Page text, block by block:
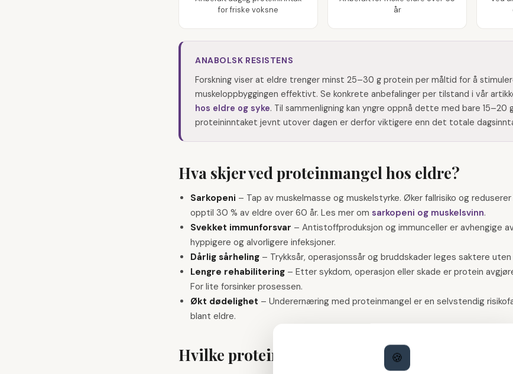
for friske voksne
år
ANABOLSK RESISTENS
Forskning viser at eldre trenger minst 25–30 g protein per måltid for å
muskeloppbyggingen effektivt. Se konkrete anbefalinger per tilstand i vår
hos eldre og syke. Til sammenligning kan yngre oppnå dette med bare 15–20
proteininntaket jevnt utover dagen er derfor viktigere enn det totale
Hva skjer ved proteinmangel hos eldre?
Sarkopeni – Tap av muskelmasse og muskelstyrke. Øker fallrisiko og
opptil 30 % av eldre over 60 år. Les mer om sarkopeni og muskelsvinn.
Svekket immunforsvar – Antistoffproduksjon og immunceller er avhengige
hyppigere og alvorligere infeksjoner.
Dårlig sårheling – Trykksår, operasjonssår og bruddskader leges saktere
Lengre rehabilitering – Etter sykdom, operasjon eller skade er protein
For lite forsinker prosessen.
Økt dødelighet – Underernæring med proteinmangel er en selvstendig
blant eldre.
Hvilke proteinkilder er best for eldre?
🍪